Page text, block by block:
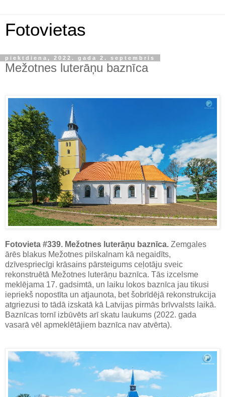
Fotovietas
piektdiena, 2022. gada 2. septembris
Mežotnes luterāņu baznīca
Fotovieta #339. Mežotnes luterāņu baznīca. Zemgales
ārēs blakus Mežotnes pilskalnam kā negaidīts,
dzīvespriecīgi krāsains pārsteigums ceļotāju sveic
rekonstruētā Mežotnes luterāņu baznīca. Tās izcelsme
meklējama 17. gadsimtā, un laiku lokos baznīca jau tikusi
iepriekš nopostīta un atjaunota, bet šobrīdējā rekonstrukcija
atgriezusi to tādā izskatā kā Latvijas pirmās brīvvalsts laikā.
Baznīcas tornī izbūvēts arī skatu laukums (2022. gada
vasarā vēl apmeklētājiem baznīca nav atvērta).